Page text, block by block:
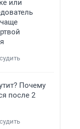
или
Почему
после 2